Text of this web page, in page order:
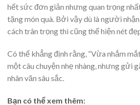
hết sức đơn giản nhưng quan trọng
tặng món quà. Bởi vậy dù là người
cách trân trọng thì cũng thể hiện nét
Có thể khẳng định rằng, “Vừa nhắm
một câu chuyện nhẹ nhàng, nhưng gửi
nhân văn sâu sắc.
Bạn có thể xem thêm: